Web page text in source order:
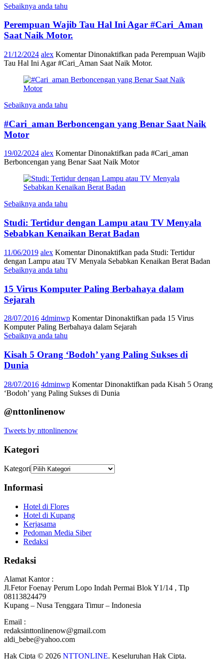
Sebaiknya anda tahu
Perempuan Wajib Tau Hal Ini Agar #Cari_Aman
Saat Naik Motor.
21/12/2024 alex Komentar Dinonaktifkan pada Perempuan Wajib
Tau Hal Ini Agar #Cari_Aman Saat Naik Motor.
Sebaiknya anda tahu
#Cari_aman Berboncengan yang Benar Saat Naik
Motor
19/02/2024 alex Komentar Dinonaktifkan pada #Cari_aman
Berboncengan yang Benar Saat Naik Motor
Sebaiknya anda tahu
Studi: Tertidur dengan Lampu atau TV Menyala
Sebabkan Kenaikan Berat Badan
11/06/2019 alex Komentar Dinonaktifkan pada Studi: Tertidur
dengan Lampu atau TV Menyala Sebabkan Kenaikan Berat Badan
Sebaiknya anda tahu
15 Virus Komputer Paling Berbahaya dalam
Sejarah
28/07/2016 4dminwp Komentar Dinonaktifkan pada 15 Virus
Komputer Paling Berbahaya dalam Sejarah
Sebaiknya anda tahu
Kisah 5 Orang ‘Bodoh’ yang Paling Sukses di
Dunia
28/07/2016 4dminwp Komentar Dinonaktifkan pada Kisah 5 Orang
‘Bodoh’ yang Paling Sukses di Dunia
@nttonlinenow
Tweets by nttonlinenow
Kategori
Kategori
Informasi
Hotel di Flores
Hotel di Kupang
Kerjasama
Pedoman Media Siber
Redaksi
Redaksi
Alamat Kantor :
Jl.Fetor Foenay Perum Lopo Indah Permai Blok Y1/14 , Tlp
08113824479
Kupang – Nusa Tenggara Timur – Indonesia
Email :
redaksinttonlinenow@gmail.com
aldi_bebe@yahoo.com
Hak Cipta © 2026 NTTONLINE. Keseluruhan Hak Cipta.